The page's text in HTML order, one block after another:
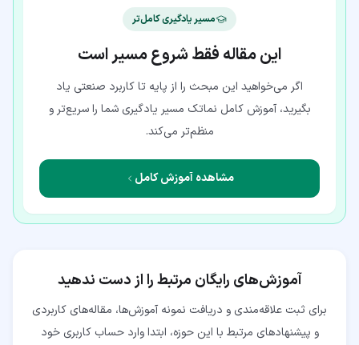
مسیر یادگیری کامل‌تر
این مقاله فقط شروع مسیر است
اگر می‌خواهید این مبحث را از پایه تا کاربرد صنعتی یاد
بگیرید، آموزش کامل نماتک مسیر یادگیری شما را سریع‌تر و
منظم‌تر می‌کند.
مشاهده آموزش کامل
آموزش‌های رایگان مرتبط را از دست ندهید
برای ثبت علاقه‌مندی و دریافت نمونه آموزش‌ها، مقاله‌های کاربردی
و پیشنهادهای مرتبط با این حوزه، ابتدا وارد حساب کاربری خود